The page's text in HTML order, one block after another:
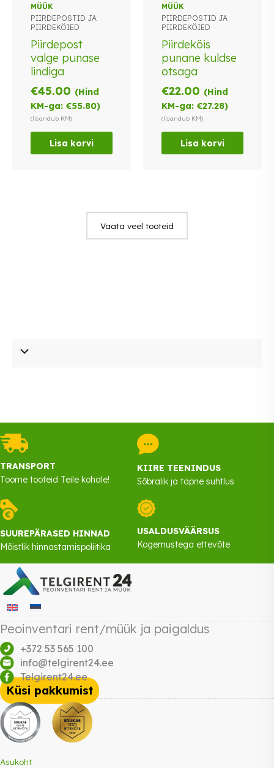
MÜÜK
PIIRDEPOSTID JA
PIIRDEKÖIED
Piirdepost
valge punase
lindiga
€45.00 (Hind
KM-ga:€55.80)
(lisandub KM)
Lisa korvi
MÜÜK
PIIRDEPOSTID JA
PIIRDEKÖIED
Piirdeköis
punane kuldse
otsaga
€22.00 (Hind
KM-ga:€27.28)
(lisandub KM)
Lisa korvi
Vaata veel tooteid
TRANSPORT
Toome tooteid Teile kohale!
KIIRE TEENINDUS
Sõbralik ja täpne suhtlus
SUUREPÄRASED HINNAD
Mõistlik hinnastamispoliitika
USALDUSVÄÄRSUS
Kogemustega ettevõte
Peoinventari rent/müük ja paigaldus
+372 53 565 100
info@telgirent24.ee
Telgirent24.ee
Küsi pakkumist
Asukoht